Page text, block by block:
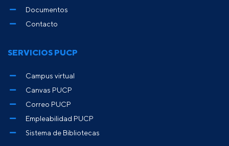
Documentos
Contacto
SERVICIOS PUCP
Campus virtual
Canvas PUCP
Correo PUCP
Empleabilidad PUCP
Sistema de Bibliotecas